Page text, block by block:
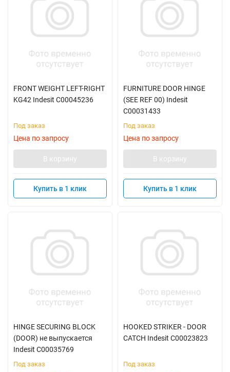
FRONT WEIGHT LEFT-RIGHT
KG42 Indesit C00045236
Под заказ
Цена по запросу
В корзину
Купить в 1 клик
FURNITURE DOOR HINGE
(SEE REF 00) Indesit
C00031433
Под заказ
Цена по запросу
В корзину
Купить в 1 клик
HINGE SECURING BLOCK
(DOOR) не выпускается
Indesit C00035769
Под заказ
HOOKED STRIKER - DOOR
CATCH Indesit C00023823
Под заказ